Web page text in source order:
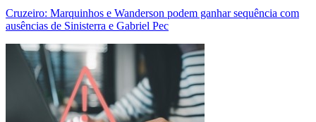
Cruzeiro: Marquinhos e Wanderson podem ganhar sequência com
ausências de Sinisterra e Gabriel Pec